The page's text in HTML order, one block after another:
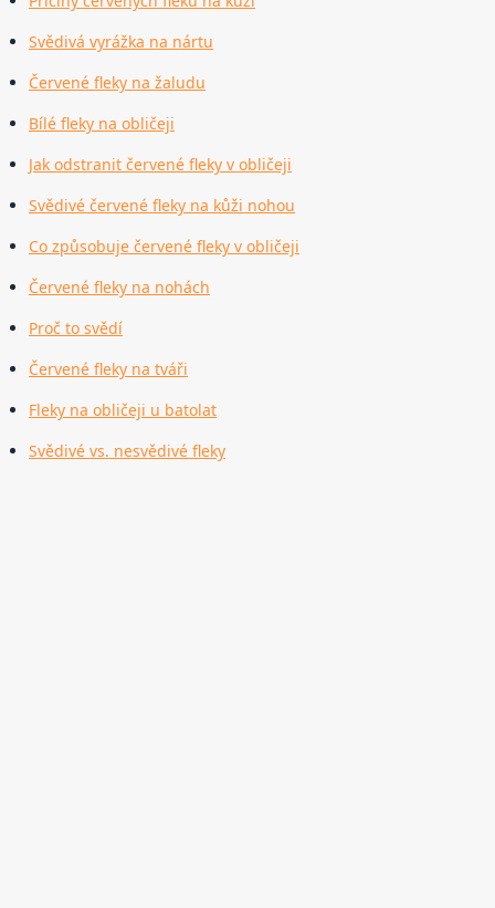
Svědivá vyrážka na nártu
Červené fleky na žaludu
Bílé fleky na obličeji
Jak odstranit červené fleky v obličeji
Svědivé červené fleky na kůži nohou
Co způsobuje červené fleky v obličeji
Červené fleky na nohách
Proč to svědí
Červené fleky na tváři
Fleky na obličeji u batolat
Svědivé vs. nesvědivé fleky